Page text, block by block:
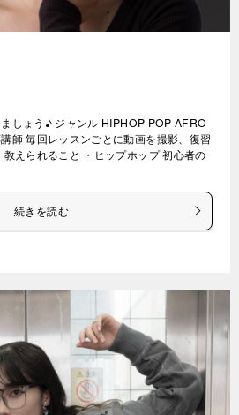
しょう♪ ジャンル HIPHOP POP AFRO
師 毎回レッスンごとに動画を撮影、復習
えられること ・ヒップホップ 初心者の
続きを読む